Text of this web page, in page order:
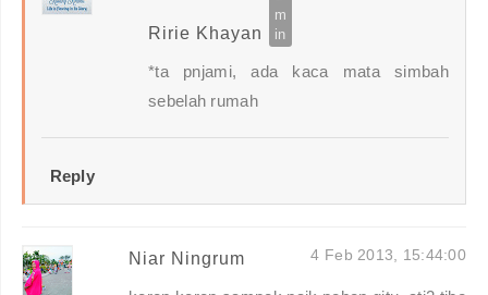
Ririe Khayan
*ta pnjami, ada kaca mata simbah
sebelah rumah
Reply
Niar Ningrum 4 Feb 2013, 15:44:00